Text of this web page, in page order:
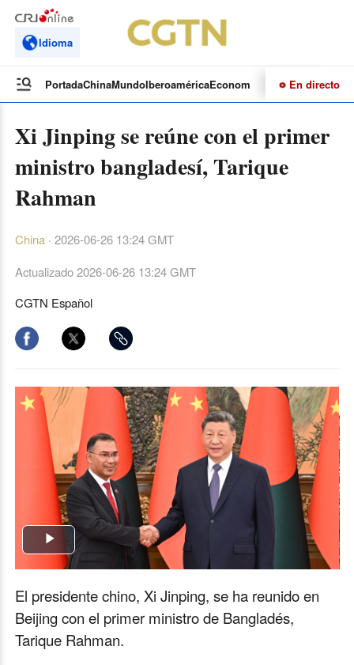
Idioma
PortadaChinaMundoIberoaméricaEconomía CulturaDeportes
En directo
Xi Jinping se reúne con el primer
ministro bangladesí, Tarique
Rahman
China· 2026-06-26 13:24 GMT
Actualizado2026-06-26 13:24 GMT
CGTN Español
Play
El presidente chino, Xi Jinping, se ha reunido en
Beijing con el primer ministro de Bangladés,
Tarique Rahman.